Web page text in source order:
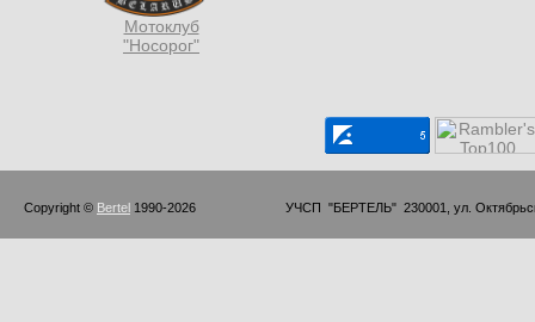
Мотоклуб
"Носорог"
Copyright © Bertel 1990-2026                         УЧСП  "БЕРТЕЛЬ"  230001, ул.